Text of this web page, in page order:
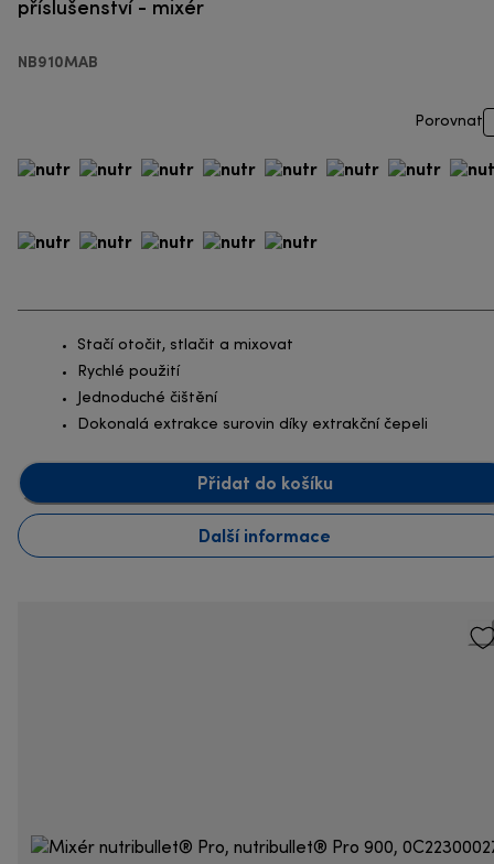
příslušenství - mixér
NB910MAB
Porovnat
Stačí otočit, stlačit a mixovat
Rychlé použití
Jednoduché čištění
Dokonalá extrakce surovin díky extrakční čepeli
Přidat do košíku
Další informace